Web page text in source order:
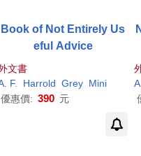
Book of Not Entirely Us
eful Advice
文書
F.
Harrold Grey Mini
優惠價: 390 元